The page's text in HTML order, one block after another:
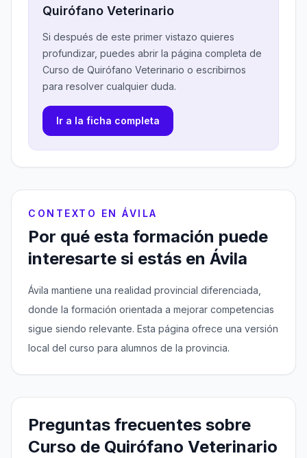
Quirófano Veterinario
Si después de este primer vistazo quieres
profundizar, puedes abrir la página completa de
Curso de Quirófano Veterinario o escribirnos
para resolver cualquier duda.
Ir a la ficha completa
CONTEXTO EN ÁVILA
Por qué esta formación puede
interesarte si estás en Ávila
Ávila mantiene una realidad provincial diferenciada,
donde la formación orientada a mejorar competencias
sigue siendo relevante. Esta página ofrece una versión
local del curso para alumnos de la provincia.
Preguntas frecuentes sobre
Curso de Quirófano Veterinario